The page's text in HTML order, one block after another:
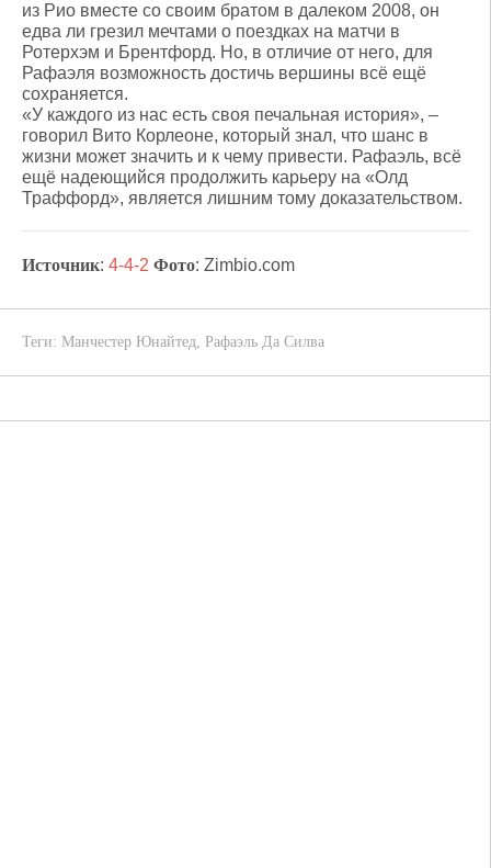
из Рио вместе со своим братом в далеком 2008, он
едва ли грезил мечтами о поездках на матчи в
Ротерхэм и Брентфорд. Но, в отличие от него, для
Рафаэля возможность достичь вершины всё ещё
сохраняется.
«У каждого из нас есть своя печальная история», –
говорил Вито Корлеоне, который знал, что шанс в
жизни может значить и к чему привести. Рафаэль, всё
ещё надеющийся продолжить карьеру на «Олд
Траффорд», является лишним тому доказательством.
Источник: 4-4-2 Фото: Zimbio.com
Теги: Манчестер Юнайтед, Рафаэль Да Силва